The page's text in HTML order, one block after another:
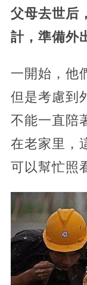
父母去世后
計，準備外
一開始，他
但是考慮到
不能一直陪
在老家里，
可以幫忙照